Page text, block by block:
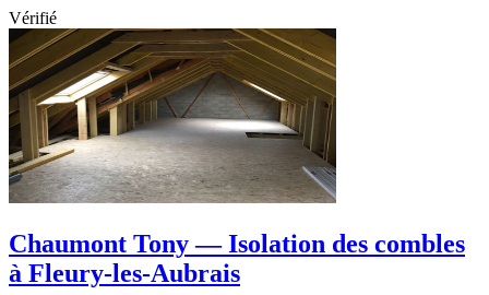
Vérifié
Chaumont Tony — Isolation des combles
à Fleury-les-Aubrais